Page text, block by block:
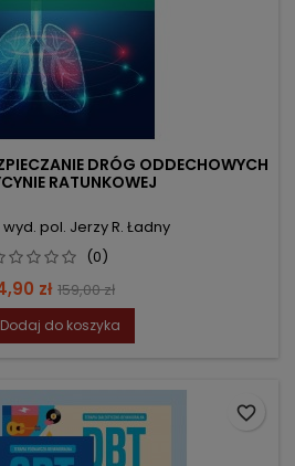
DRÓG ODDECHOWYCH
RATUNKOWEJ
pol. Jerzy R. Ładny
(0)
zł Cena
podstawowa
159,00 zł
Dodaj do koszyka
favorite_border